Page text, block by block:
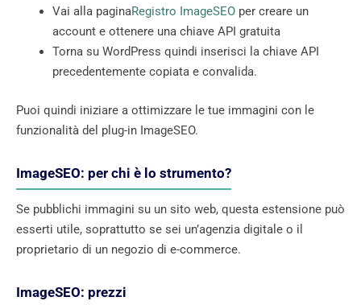
Vai alla paginaRegistro ImageSEO per creare un
account e ottenere una chiave API gratuita
Torna su WordPress quindi inserisci la chiave API
precedentemente copiata e convalida.
Puoi quindi iniziare a ottimizzare le tue immagini con le
funzionalità del plug-in ImageSEO.
ImageSEO: per chi è lo strumento?
Se pubblichi immagini su un sito web, questa estensione può
esserti utile, soprattutto se sei un’agenzia digitale o il
proprietario di un negozio di e-commerce.
ImageSEO: prezzi